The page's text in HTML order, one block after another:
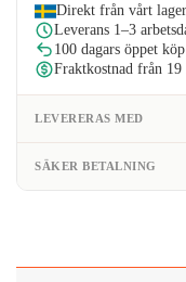
Direkt från vårt
Leverans 1–3
100 dagars öppet köp
Fraktkostnad från 19
LEVERERAS MED
SÄKER BETALNING